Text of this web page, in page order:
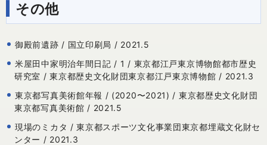
その他
御殿前遺跡 / 国立印刷局 / 2021.5
米屋田中家明治年間日記 / 1 / 東京都江戸東京博物館都市歴史
研究室 / 東京都歴史文化財団東京都江戸東京博物館 / 2021.3
東京都写真美術館年報 / (2020〜2021) / 東京都歴史文化財団
東京都写真美術館 / 2021.5
現場のミカタ / 東京都スポーツ文化事業団東京都埋蔵文化財セ
ンター / 2021.3